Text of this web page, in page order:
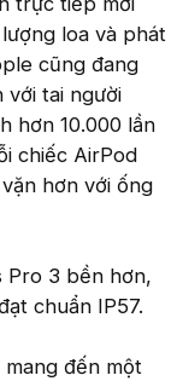
loa và phát
cũng đang
với tai người
hơn 10.000 lần
chiếc AirPod
hơn với ống
Pro 3 bền hơn,
chuẩn IP57.
đến một